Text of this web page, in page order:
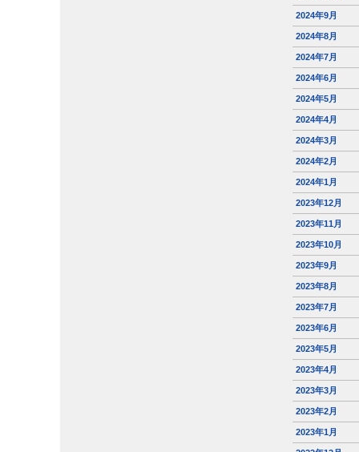
2024年9月
2024年8月
2024年7月
2024年6月
2024年5月
2024年4月
2024年3月
2024年2月
2024年1月
2023年12月
2023年11月
2023年10月
2023年9月
2023年8月
2023年7月
2023年6月
2023年5月
2023年4月
2023年3月
2023年2月
2023年1月